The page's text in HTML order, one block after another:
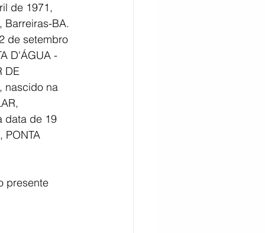
de 1971,
Barreiras-BA.
de setembro
D'ÁGUA -
DE
nascido na
data de 19
PONTA
presente